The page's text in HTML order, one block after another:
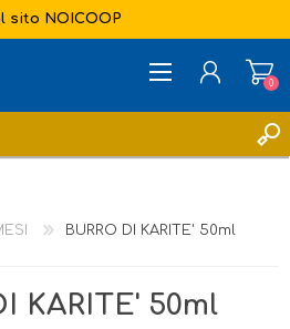
sito NOICOOP
0
BURRO DI KARITE' 50ml
KARITE' 50ml